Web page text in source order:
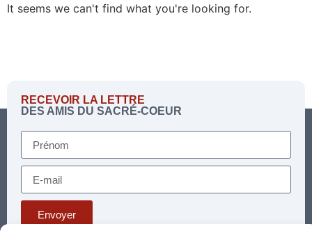
It seems we can't find what you're looking for.
RECEVOIR LA LETTRE
DES AMIS DU SACRÉ-COEUR
Envoyer